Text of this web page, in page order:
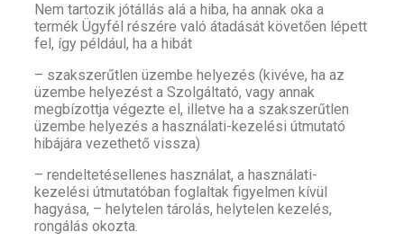
Nem tartozik jótállás alá a hiba, ha annak oka a
termék Ügyfél részére való átadását követően lépett
fel, így például, ha a hibát
– szakszerűtlen üzembe helyezés (kivéve, ha az
üzembe helyezést a Szolgáltató, vagy annak
megbízottja végezte el, illetve ha a szakszerűtlen
üzembe helyezés a használati-kezelési útmutató
hibájára vezethető vissza)
– rendeltetésellenes használat, a használati-
kezelési útmutatóban foglaltak figyelmen kívül
hagyása, – helytelen tárolás, helytelen kezelés,
rongálás okozta.